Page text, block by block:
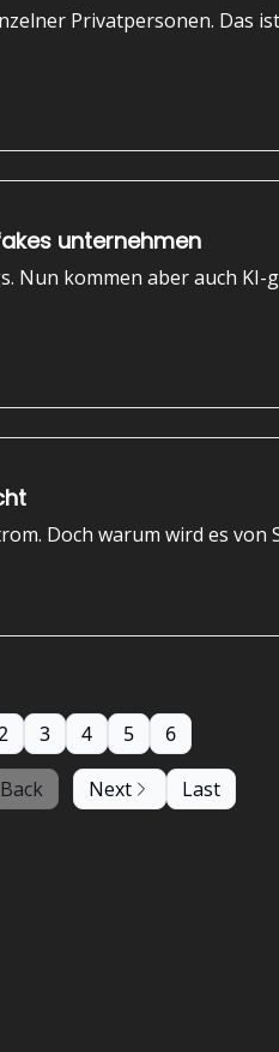
Privatpersonen. Das
unternehmen
Nun kommen aber auch
Doch warum wird es von
Back
3 4 5 6
Next Last